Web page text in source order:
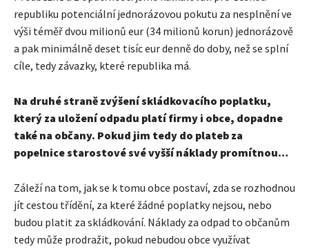
republiku potenciální jednorázovou pokutu za nesplnění ve
výši téměř dvou milionů eur (34 milionů korun) jednorázově
a pak minimálně deset tisíc eur denně do doby, než se splní
cíle, tedy závazky, které republika má.
Na druhé straně zvýšení skládkovacího poplatku,
který za uložení odpadu platí firmy i obce, dopadne
také na občany. Pokud jim tedy do plateb za
popelnice starostové své vyšší náklady promítnou…
Záleží na tom, jak se k tomu obce postaví, zda se rozhodnou
jít cestou třídění, za které žádné poplatky nejsou, nebo
budou platit za skládkování. Náklady za odpad to občanům
tedy může prodražit, pokud nebudou obce využívat